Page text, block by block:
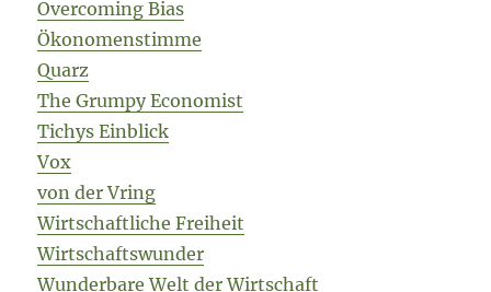
Overcoming Bias
Ökonomenstimme
Quarz
The Grumpy Economist
Tichys Einblick
Vox
von der Vring
Wirtschaftliche Freiheit
Wirtschaftswunder
Wunderbare Welt der Wirtschaft